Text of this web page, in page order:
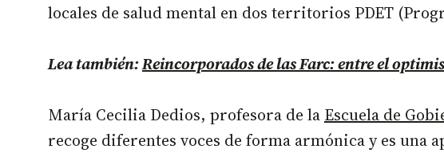
locales de salud mental en dos territorios PDET
Lea también:Reincorporados de las Farc: entre el
María Cecilia Dedios, profesora de la Escuela de
recoge diferentes voces de forma armónica y es una